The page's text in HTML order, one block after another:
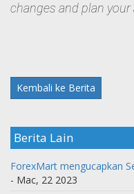
changes and plan
Kembali ke Berita
Berita Lain
ForexMart mengucapkan
- Mac, 22 2023